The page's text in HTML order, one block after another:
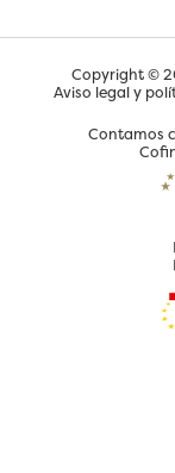
Copyright ©
Aviso legal y
Contamos